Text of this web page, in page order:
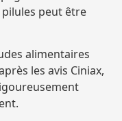
pilules peut être
alimentaires
les avis Ciniax,